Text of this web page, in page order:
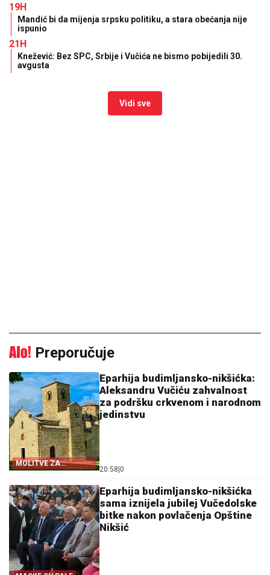
19H
Mandić bi da mijenja srpsku politiku, a stara obećanja nije
ispunio
21H
Knežević: Bez SPC, Srbije i Vučića ne bismo pobijedili 30.
avgusta
Vidi sve
Preporučuje
MOLITVE ZA
ZDRAVLJE I USPJEH
Eparhija budimljansko-nikšićka:
Aleksandru Vučiću zahvalnost
za podršku crkvenom i narodnom
jedinstvu
20:58|0
Eparhija budimljansko-nikšićka
sama iznijela jubilej Vučedolske
bitke nakon povlačenja Opštine
Nikšić